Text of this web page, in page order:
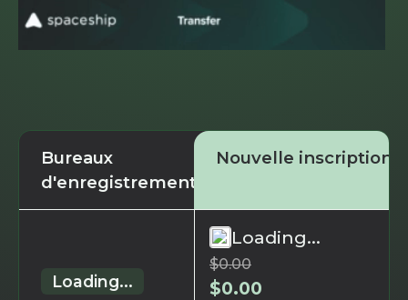
Bureaux
d'enregistrement
Nouvelle inscription
Loading...
Loading...
$0.00
$0.00